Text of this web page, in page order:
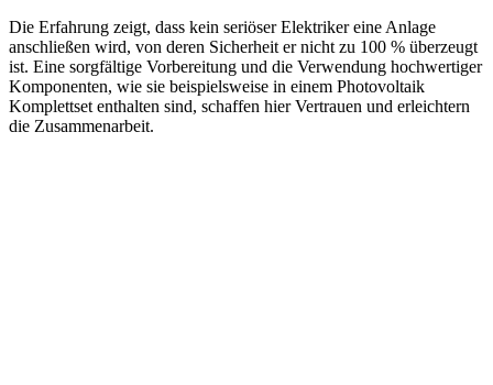
Die Erfahrung zeigt, dass kein seriöser Elektriker eine Anlage
anschließen wird, von deren Sicherheit er nicht zu 100 % überzeugt
ist. Eine sorgfältige Vorbereitung und die Verwendung hochwertiger
Komponenten, wie sie beispielsweise in einem Photovoltaik
Komplettset enthalten sind, schaffen hier Vertrauen und erleichtern
die Zusammenarbeit.